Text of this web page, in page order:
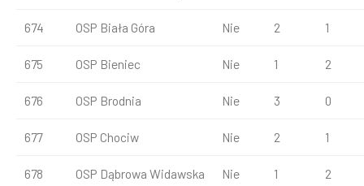
674 OSP Biała Góra Nie 2 1
675 OSP Bieniec Nie 1 2
676 OSP Brodnia Nie 3 0
677 OSP Chociw Nie 2 1
678 OSP Dąbrowa Widawska Nie 1 2